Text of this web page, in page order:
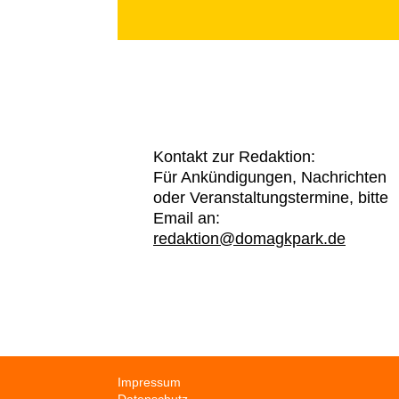
Kontakt zur Redaktion:
Für Ankündigungen, Nachrichten
oder Veranstaltungstermine, bitte
Email an:
redaktion@domagkpark.de
Navigation
Impressum